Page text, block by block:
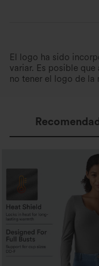
El logo ha sido
variar. Es posible
no tener el logo de la